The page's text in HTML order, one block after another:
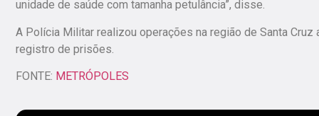
unidade de saúde com tamanha petulância”, disse.
A Polícia Militar realizou operações na região de Santa
registro de prisões.
FONTE: METRÓPOLES